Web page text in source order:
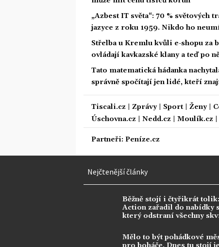
„Azbest IT světa“: 70 %
jazyce z roku 1959. Nikdo ho
Střelba u Kremlu kvůli e-shopu
ovládají kavkazské klany a teď po
Tato matematická hádanka
správně spočítají jen lidé, kteří
Tiscali.cz Zprávy| Sport| Ženy|
Úschovna.cz
Nedd.cz Moulík.cz
Partneři: Peníze.cz
Nejčtenější články
Běžně stojí i čtyřikrát tolik:
Action zařadil do nabídky
který odstraní všechny
Mělo to být pohádkové